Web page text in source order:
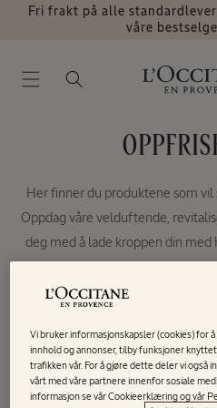
Gå videre
til
Fri frakt på alle
våre
S
M
L
N
G
:
Her finner du produktene som
Oppdag våre velduftende,
deg med å lade kroppen din
Vi bruker informasjonskapsler (cookies) for
innhold og annonser, tilby funksjoner
trafikken vår. For å gjøre dette deler vi
vårt med våre partnere innenfor sosiale
informasjon se vår Cookieerklæring og vår